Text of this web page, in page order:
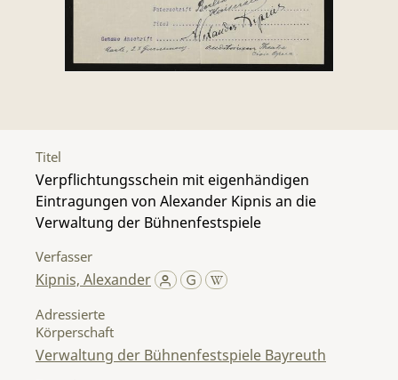
Titel
Verpflichtungsschein mit eigenhändigen
Eintragungen von Alexander Kipnis an die
Verwaltung der Bühnenfestspiele
Verfasser
Kipnis, Alexander
Adressierte
Körperschaft
Verwaltung der Bühnenfestspiele Bayreuth